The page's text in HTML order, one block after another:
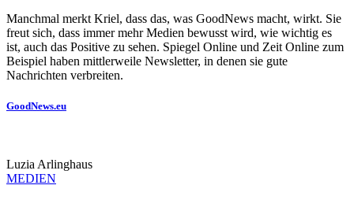
Manchmal merkt Kriel, dass das, was GoodNews macht, wirkt. Sie
freut sich, dass immer mehr Medien bewusst wird, wie wichtig es
ist, auch das Positive zu sehen. Spiegel Online und Zeit Online zum
Beispiel haben mittlerweile Newsletter, in denen sie gute
Nachrichten verbreiten.
GoodNews.eu
Luzia Arlinghaus
MEDIEN